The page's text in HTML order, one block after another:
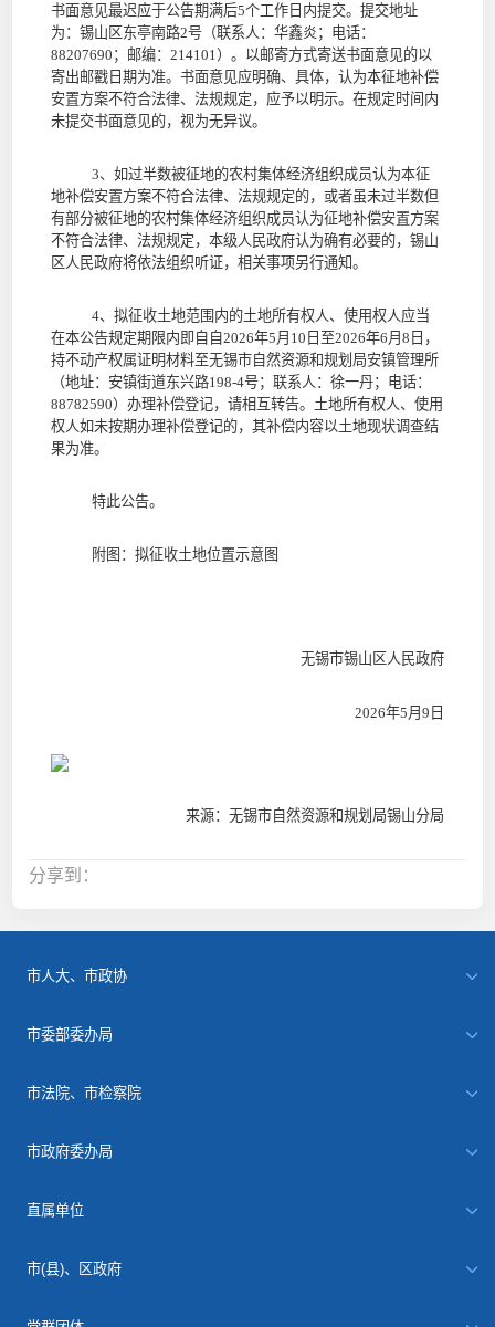
书面意见最迟应于公告期满后5个工作日内提交。 提交地址
为：锡山区东亭南路2号（联系人：华鑫炎；电话：
88207690 ；邮编： 214101 ）。 以邮寄方式寄送书面意见的以
寄出邮戳日期为准。书面意见应明确、具体，认为本征地补偿
安置方案不符合法律、法规规定，应予以明示。在规定时间内
未提交书面意见的，视为无异议。
3、如过半数被征地的农村集体经济组织成员认为本征
地补偿安置方案不符合法律、法规规定的，或者虽未过半数但
有部分被征地的农村集体经济组织成员认为征地补偿安置方案
不符合法律、法规规定，本级人民政府认为确有必要的， 锡山
区人民政府将依法组织听证，相关事项另行通知。
4、拟征收土地范围内的土地所有权人、使用权人应当
在本公告规定期限内即自自2026年5 月 10 日至2026年6 月 8 日 ，
持不动产权属证明材料至无锡市自然资源和规划局安镇管理所
（地址： 安镇街道东兴路198-4号；联系人： 徐一丹；电话：
88782590） 办理补偿登记，请相互转告。土地所有权人、使用
权人如未按期办理补偿登记的，其补偿内容以土地现状调查结
果为准。
特此公告。
附图：拟征收土地位置示意图
无锡市锡山区人民政府
2026年5 月9 日
来源：无锡市自然资源和规划局锡山分局
分享到：
市人大、市政协
市委部委办局
市法院、市检察院
市政府委办局
直属单位
市(县)、区政府